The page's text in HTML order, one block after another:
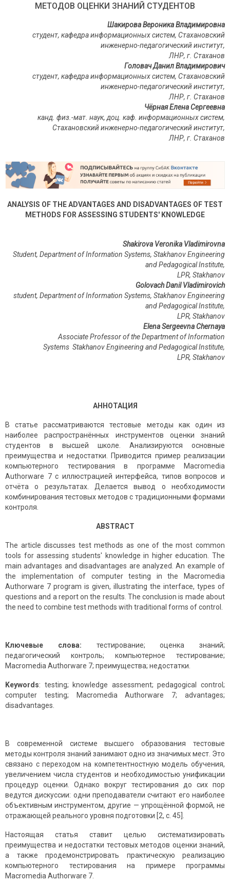
МЕТОДОВ ОЦЕНКИ ЗНАНИЙ СТУДЕНТОВ
Шакирова Вероника Владимировна
студент, кафедра информационных систем, Стахановский
инженерно-педагогический институт,
ЛНР, г. Стаханов
Головач Данил Владимирович
студент, кафедра информационных систем, Стахановский
инженерно-педагогический институт,
ЛНР, г. Стаханов
Чёрная Елена Сергеевна
канд. физ.-мат. наук, доц. каф. информационных систем,
Стахановский инженерно-педагогический институт,
ЛНР, г. Стаханов
ANALYSIS OF THE ADVANTAGES AND DISADVANTAGES OF TEST
METHODS FOR ASSESSING STUDENTS' KNOWLEDGE
Shakirova Veronika Vladimirovna
Student, Department of Information Systems, Stakhanov Engineering
and Pedagogical Institute,
LPR, Stakhanov
Golovach Danil Vladimirovich
student, Department of Information Systems, Stakhanov Engineering
and Pedagogical Institute,
LPR, Stakhanov
Elena Sergeevna Chernaya
Associate Professor of the Department of Information
Systems Stakhanov Engineering and Pedagogical Institute,
LPR, Stakhanov
АННОТАЦИЯ
В статье рассматриваются тестовые методы как один из
наиболее распространённых инструментов оценки знаний
студентов в высшей школе. Анализируются основные
преимущества и недостатки. Приводится пример реализации
компьютерного тестирования в программе Macromedia
Authorware 7 с иллюстрацией интерфейса, типов вопросов и
отчёта о результатах. Делается вывод о необходимости
комбинирования тестовых методов с традиционными формами
контроля.
ABSTRACT
The article discusses test methods as one of the most common
tools for assessing students' knowledge in higher education. The
main advantages and disadvantages are analyzed. An example of
the implementation of computer testing in the Macromedia
Authorware 7 program is given, illustrating the interface, types of
questions and a report on the results. The conclusion is made about
the need to combine test methods with traditional forms of control.
Ключевые слова: тестирование; оценка знаний;
педагогический контроль; компьютерное тестирование;
Macromedia Authorware 7; преимущества; недостатки.
Keywords: testing; knowledge assessment; pedagogical control;
computer testing; Macromedia Authorware 7; advantages;
disadvantages.
В современной системе высшего образования тестовые
методы контроля знаний занимают одно из значимых мест. Это
связано с переходом на компетентностную модель обучения,
увеличением числа студентов и необходимостью унификации
процедур оценки. Однако вокруг тестирования до сих пор
ведутся дискуссии: одни преподаватели считают его наиболее
объективным инструментом, другие — упрощённой формой, не
отражающей реального уровня подготовки [2, с. 45].
Настоящая статья ставит целью систематизировать
преимущества и недостатки тестовых методов оценки знаний,
а также продемонстрировать практическую реализацию
компьютерного тестирования на примере программы
Macromedia Authorware 7.